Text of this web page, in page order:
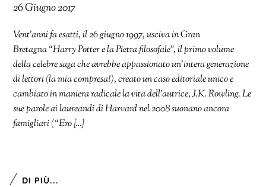
26 Giugno 2017
Vent’anni fa esatti, il 26 giugno 1997, usciva in Gran
Bretagna “Harry Potter e la Pietra filosofale”, il primo volume
della celebre saga che avrebbe appassionato un’intera generazione
di lettori (la mia compresa!), creato un caso editoriale unico e
cambiato in maniera radicale la vita dell’autrice, J.K. Rowling. Le
sue parole ai laureandi di Harvard nel 2008 suonano ancora
famigliari (“Ero […]
DI PIÙ...